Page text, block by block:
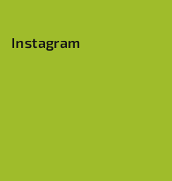
Instagram